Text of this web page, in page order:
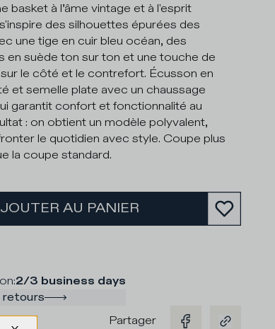
basket à l’âme vintage et à l'esprit
des silhouettes épurées des
une tige en cuir bleu océan, des
en suède ton sur ton et une touche de
le côté et le contrefort. Écusson en
et semelle plate avec un chaussage
garantit confort et fonctionnalité au
: on obtient un modèle polyvalent,
le quotidien avec style. Coupe plus
la coupe standard.
AU PANIER
:2/3 business days
Partager